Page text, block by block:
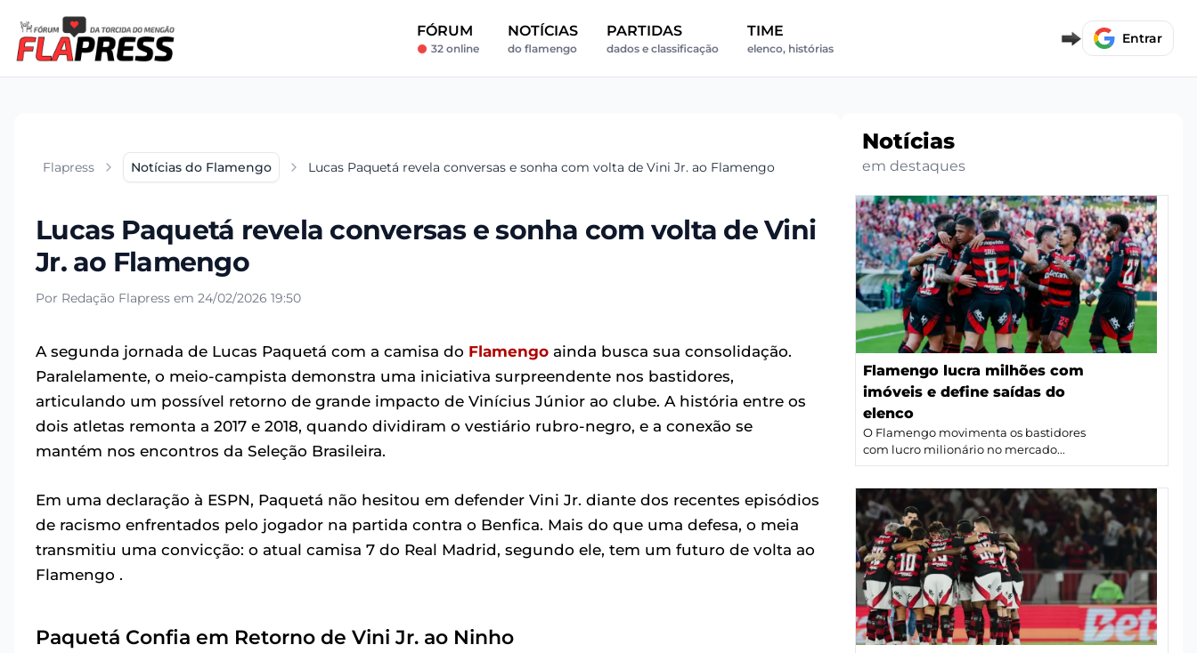
FÓRUM
32 online
NOTÍCIAS
do flamengo
PARTIDAS
dados e classificação
TIME
elenco, histórias
Entrar
Flapress Notícias do Flamengo Lucas Paquetá revela conversas e sonha com volta de Vini Jr. ao Flamengo
Lucas Paquetá revela conversas e sonha com volta de Vini
Jr. ao Flamengo
Por Redação Flapress em 24/02/2026 19:50
A segunda jornada de Lucas Paquetá com a camisa do Flamengo ainda busca sua consolidação.
Paralelamente, o meio-campista demonstra uma iniciativa surpreendente nos bastidores,
articulando um possível retorno de grande impacto de Vinícius Júnior ao clube. A história entre os
dois atletas remonta a 2017 e 2018, quando dividiram o vestiário rubro-negro, e a conexão se
mantém nos encontros da Seleção Brasileira.
Em uma declaração à ESPN, Paquetá não hesitou em defender Vini Jr. diante dos recentes episódios
de racismo enfrentados pelo jogador na partida contra o Benfica. Mais do que uma defesa, o meia
transmitiu uma convicção: o atual camisa 7 do Real Madrid, segundo ele, tem um futuro de volta ao
Flamengo .
Paquetá Confia em Retorno de Vini Jr. ao Ninho
Notícias
em destaques
Flamengo lucra milhões com
imóveis e define saídas do
elenco
O Flamengo movimenta os bastidores
com lucro milionário no mercado...